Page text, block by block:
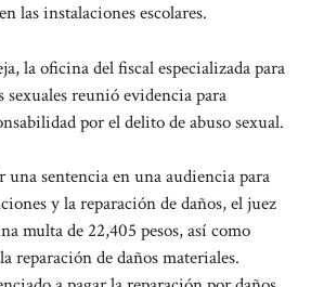
las instalaciones escolares.
la oficina del fiscal especializada para
reunió evidencia para
por el delito de abuso sexual.
una sentencia en una audiencia para
y la reparación de daños, el juez
multa de 22,405 pesos, así como
reparación de daños materiales.